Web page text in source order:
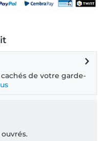
de votre garde-